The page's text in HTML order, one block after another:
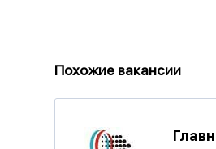
Похожие вакансии